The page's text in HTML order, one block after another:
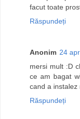
facut toate
Răspundeți
Anonim 24
mersi mult :D
ce am bagat
cand a instalez
Răspundeți